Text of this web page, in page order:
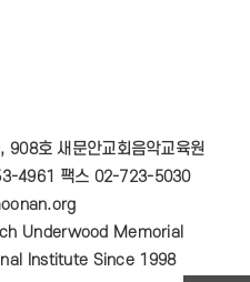
호 새문안교회음악교육원
4961 팩스 02-723-5030
Underwood Memorial
Institute Since 1998